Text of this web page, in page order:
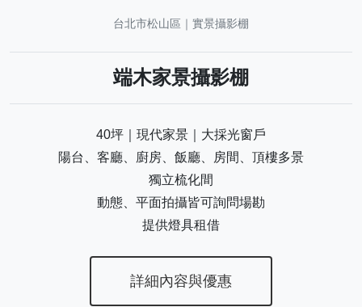
台北市松山區｜實景攝影棚
端木家景攝影棚
40坪｜現代家景｜大採光窗戶
陽台、客廳、廚房、飯廳、房間、頂樓多景
獨立梳化間
動態、平面拍攝皆可詢問場勘
提供燈具租借
詳細內容與優惠